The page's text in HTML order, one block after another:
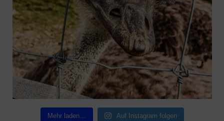
Mehr laden… Auf Instagram folgen